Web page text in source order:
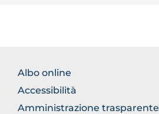
FOOTER
NORMATIVA
Albo online
Accessibilità
Amministrazione trasparente